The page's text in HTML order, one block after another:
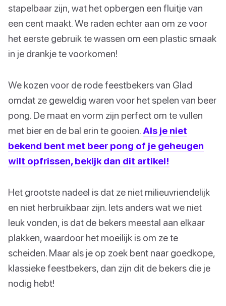
stapelbaar zijn, wat het opbergen een fluitje van
een cent maakt. We raden echter aan om ze voor
het eerste gebruik te wassen om een plastic smaak
in je drankje te voorkomen!
We kozen voor de rode feestbekers van Glad
omdat ze geweldig waren voor het spelen van beer
pong. De maat en vorm zijn perfect om te vullen
met bier en de bal erin te gooien. Als je niet
bekend bent met beer pong of je geheugen
wilt opfrissen, bekijk dan dit artikel!
Het grootste nadeel is dat ze niet milieuvriendelijk
en niet herbruikbaar zijn. Iets anders wat we niet
leuk vonden, is dat de bekers meestal aan elkaar
plakken, waardoor het moeilijk is om ze te
scheiden. Maar als je op zoek bent naar goedkope,
klassieke feestbekers, dan zijn dit de bekers die je
nodig hebt!